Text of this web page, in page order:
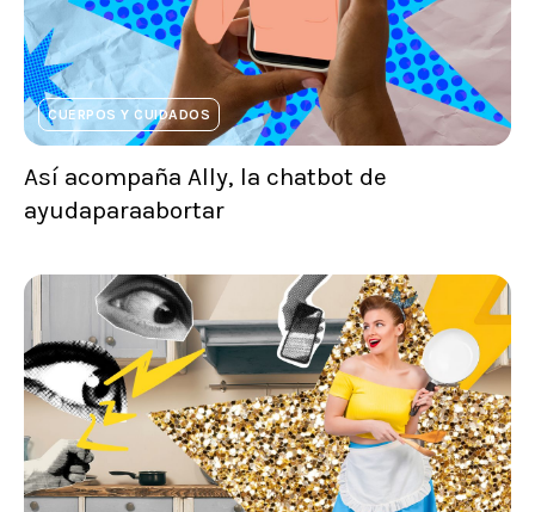
CUERPOS Y CUIDADOS
Así acompaña Ally, la chatbot de
ayudaparaabortar